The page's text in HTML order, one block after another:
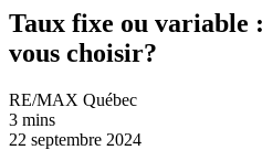
Taux fixe ou variable
vous choisir?
RE/MAX Québec
3 mins
22 septembre 2024